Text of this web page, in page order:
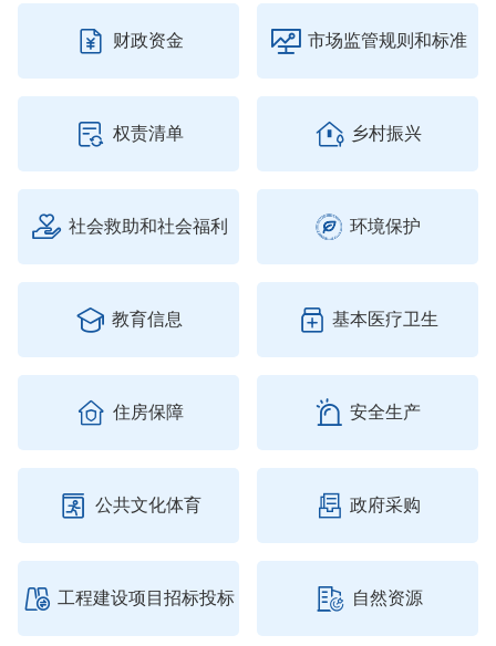
 财政资金  市场监管规则和标准
 权责清单  乡村振兴
 社会救助和社会福利  环境保护
 教育信息  基本医疗卫生
 住房保障  安全生产
 公共文化体育  政府采购
 工程建设项目招标投标  自然资源